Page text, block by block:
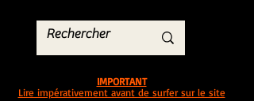
IMPORTANT
Lire impérativement avant de surfer sur le site